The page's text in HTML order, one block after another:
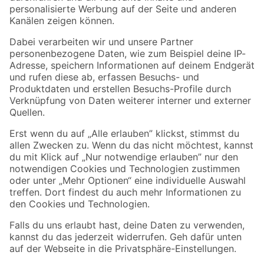
Folge uns
Zahlungsarten Versandarten
Sicher einkaufen
Jetzt die toom-App herunterladen
Alle Preisangaben in EUR inkl. gesetzl. MwSt.. Die dargestellten Angebote sind unter
Umständen nicht in allen Märkten verfügbar. Die angegebenen Verfügbarkeiten beziehen